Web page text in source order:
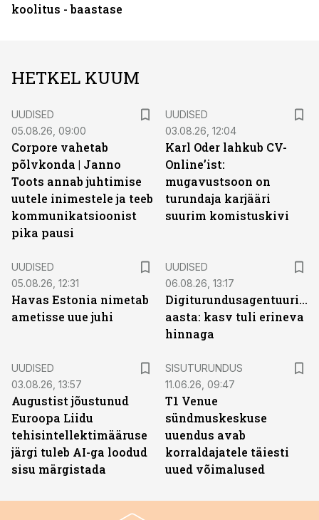
koolitus - baastase
HETKEL KUUM
UUDISED
05.08.26, 09:00
Corpore vahetab
põlvkonda | Janno
Toots annab juhtimise
uutele inimestele ja teeb
kommunikatsioonist
pika pausi
UUDISED
03.08.26, 12:04
Karl Oder lahkub CV-
Online’ist:
mugavustsoon on
turundaja karjääri
suurim komistuskivi
UUDISED
05.08.26, 12:31
Havas Estonia nimetab
ametisse uue juhi
UUDISED
06.08.26, 13:17
Digiturundusagentuuride
aasta: kasv tuli erineva
hinnaga
UUDISED
03.08.26, 13:57
Augustist jõustunud
Euroopa Liidu
tehisintellektimääruse
järgi tuleb AI-ga loodud
sisu märgistada
SISUTURUNDUS
11.06.26, 09:47
T1 Venue
sündmuskeskuse
uuendus avab
korraldajatele täiesti
uued võimalused